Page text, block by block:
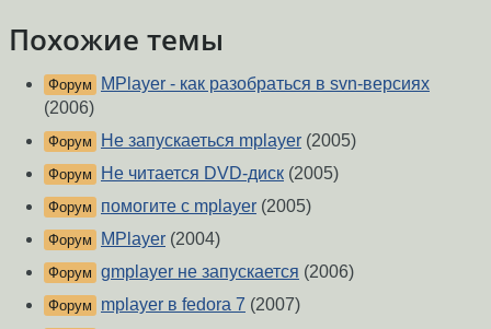
Похожие темы
Форум
MPlayer - как разобраться в svn-версиях
(2006)
Форум Не запускаеться mplayer (2005)
Форум Не читается DVD-диск (2005)
Форум помогите с mplayer (2005)
Форум MPlayer (2004)
Форум gmplayer не запускается (2006)
Форум mplayer в fedora 7 (2007)